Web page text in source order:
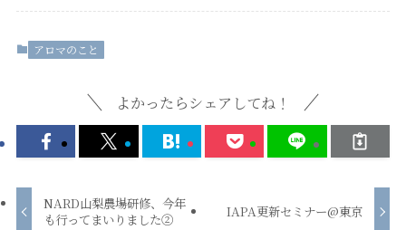
アロマのこと
よかったらシェアしてね！
NARD山梨農場研修、今年
も行ってまいりました②
IAPA更新セミナー@東京